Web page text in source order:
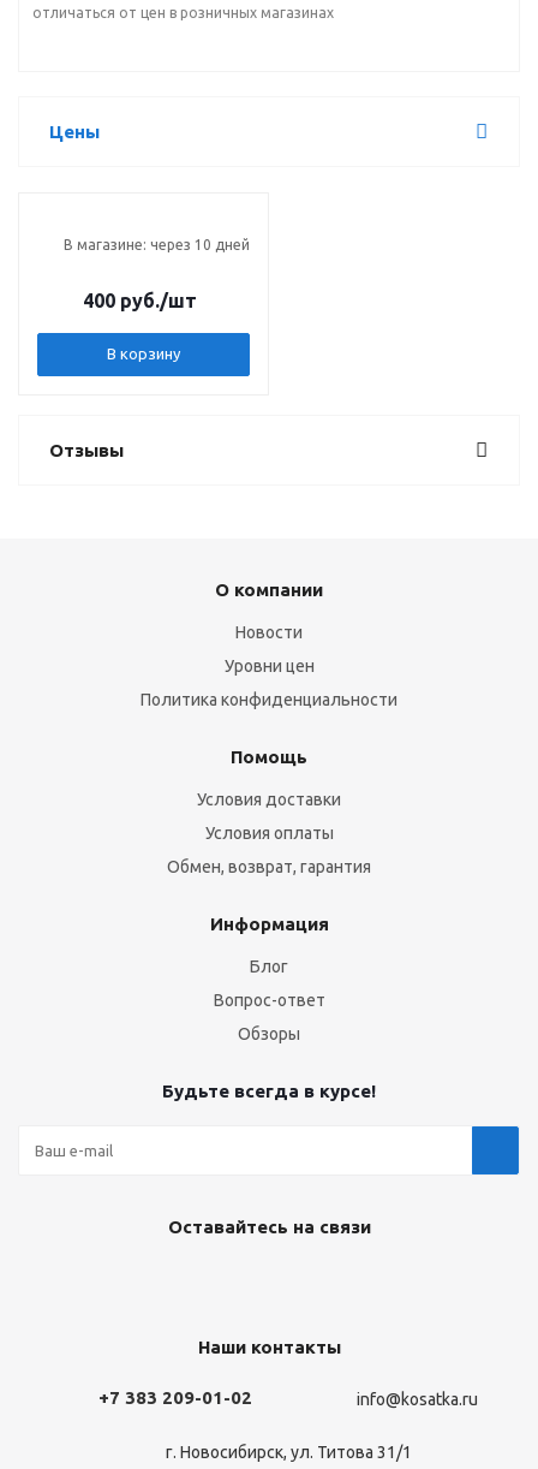
отличаться от цен в розничных магазинах
Цены
В магазине: через 10 дней
400 руб./шт
В корзину
Отзывы
О компании
Новости
Уровни цен
Политика конфиденциальности
Помощь
Условия доставки
Условия оплаты
Обмен, возврат, гарантия
Информация
Блог
Вопрос-ответ
Обзоры
Будьте всегда в курсе!
Оставайтесь на связи
Наши контакты
+7 383 209-01-02 info@kosatka.ru
г. Новосибирск, ул. Титова 31/1